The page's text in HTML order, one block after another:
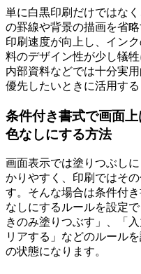
単に白黒印刷だけではな
の罫線や背景の描画を省
印刷速度が向上し、イン
料のデザイン性が少し犠
内部資料などでは十分実
優先したいときに活用する
条件付き書式で画面
色なしにする方法
画面表示では塗りつぶし
かりやすく、印刷ではそ
す。そんな場合は条件付
なしにするルールを設定
きのみ塗りつぶす」、「
リアする」などのルール
の状態になります。